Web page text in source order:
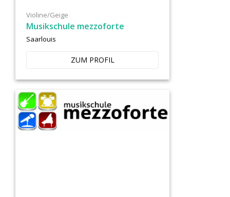
Violine/Geige
Musikschule mezzoforte
Saarlouis
ZUM PROFIL